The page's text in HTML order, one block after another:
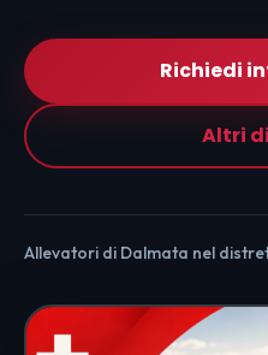
Richiedi
Altri
Allevatori di Dalmata nel